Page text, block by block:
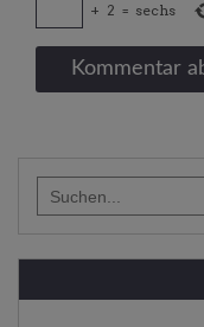
+ 2 = sechs
for: